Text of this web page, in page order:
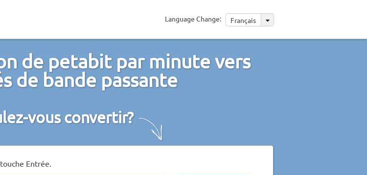
Language Change: Français
de petabit par minute vers
de bande passante
vous convertir?
Entrée.